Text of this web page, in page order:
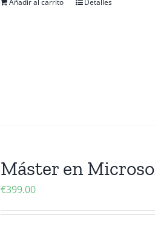
Añadir al carrito Detalles
Máster en
€399.00